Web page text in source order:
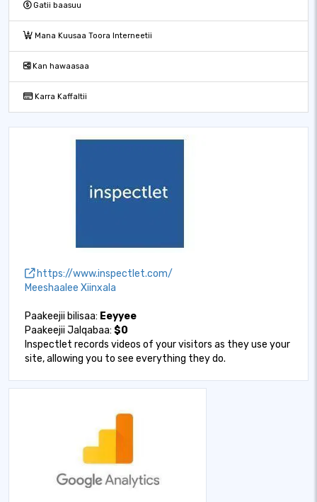
Gatii baasuu
Mana Kuusaa Toora Interneetii
Kan hawaasaa
Karra Kaffaltii
https://www.inspectlet.com/
Meeshaalee Xiinxala
Paakeejii bilisaa: Eeyyee
Paakeejii Jalqabaa: $0
Inspectlet records videos of your visitors as they use your
site, allowing you to see everything they do.